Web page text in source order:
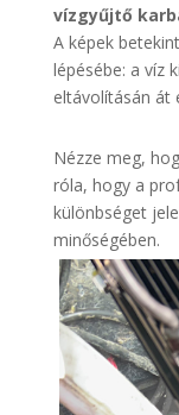
vízgyűjtő
A képek
lépésébe: a víz
eltávolításán át
Nézze meg,
róla, hogy a
különbséget
minőségében.